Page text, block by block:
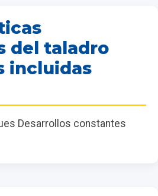
del taladro
incluidas
Desarrollos constantes